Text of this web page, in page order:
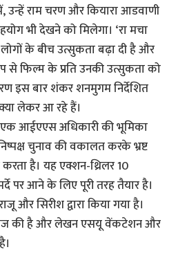
उन्हें राम चरण और कियारा आडवाणी
भी देखने को मिलेगा। ‘रा मचा
लोगों के बीच उत्सुकता बढ़ा दी है और
से फिल्म के प्रति उनकी उत्सुकता को
इस बार शंकर शनमुगम निर्देशित
लेकर आ रहे हैं।
एक आईएएस अधिकारी की भूमिका
चुनाव की वकालत करके भ्रष्ट
है। यह एक्शन-थ्रिलर 10
पर आने के लिए पूरी तरह तैयार है।
और सिरीश द्वारा किया गया है।
की है और लेखन एसयू वेंकटेशन और